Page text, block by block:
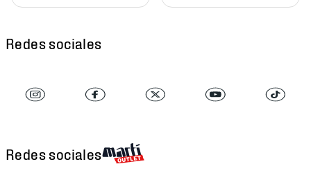
Redes sociales
Redes sociales